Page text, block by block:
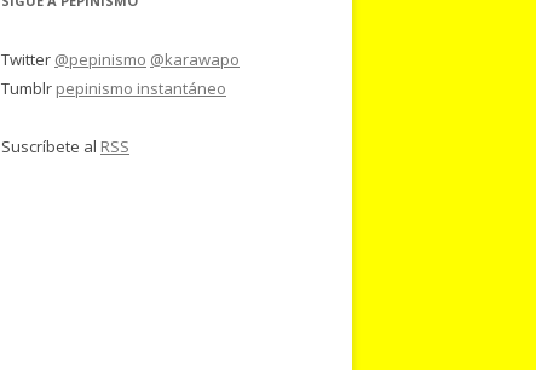
Twitter @pepinismo @karawapo
Tumblr pepinismo instantáneo
Suscríbete al RSS